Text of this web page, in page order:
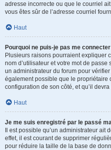
adresse incorrecte ou que le courriel
vous êtes sûr de l’adresse courriel
Haut
Pourquoi ne puis-je pas me
Plusieurs raisons pourraient expliquer
nom d’utilisateur et votre mot de passe
un administrateur du forum pour
également possible que le propriétaire
configuration de son côté, et qu’il
Haut
Je me suis enregistré par le passé
Il est possible qu’un administrateur
effet, il est courant de supprimer
pour réduire la taille de la base de